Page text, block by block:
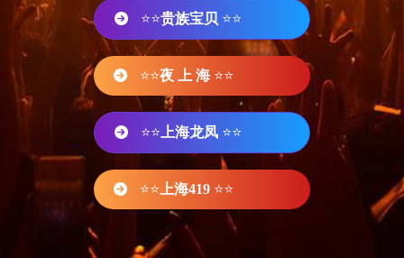
⭐⭐贵族宝贝 ⭐⭐
⭐⭐夜 上 海 ⭐⭐
⭐⭐ 上海龙凤 ⭐⭐
⭐⭐ 上海419 ⭐⭐